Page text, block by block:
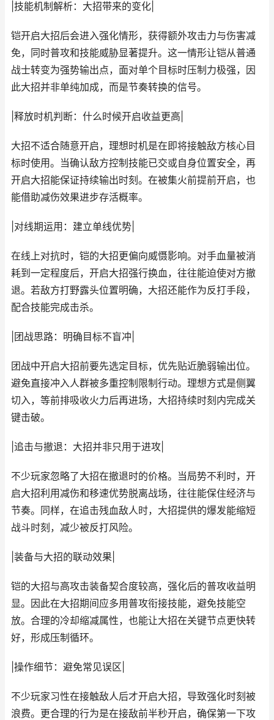
|技能机制解析：大招带来的变化|
铠开启大招后会进入强化情形，获得额外攻击力与伤害减
免，同时普攻和技能威胁显著提升。这一情形让铠从普通
战士转变为强势输出点，面对单个目标时压制力极强，因
此大招并非单纯加成，而是节奏转换的信号。
|释放时机判断：什么时候开启收益更高|
大招不适合随意开启，理想时机是在即将接触敌方核心目
标时使用。当确认敌方控制技能已交或自身位置安全，再
开启大招能保证持续输出时刻。在被集火前提前开启，也
能借助减伤效果进步存活概率。
|对线期运用：建立单线优势|
在线上对抗时，铠的大招更偏向威慑影响。对手血量被消
耗到一定程度后，开启大招强行换血，往往能迫使对方撤
退。若敌方打野露头位置明确，大招还能作为反打手段，
配合技能完成击杀。
|团战思路：明确目标不盲冲|
团战中开启大招前要先选定目标，优先贴近脆弱输出位。
避免直接冲入人群被多重控制限制行动。理想方式是侧翼
切入，等前排吸收火力后再进场，大招持续时刻内完成关
键击破。
|追击与撤退：大招并非只用于进攻|
不少玩家忽略了大招在撤退时的价格。当局势不利时，开
启大招利用减伤和移速优势脱离战场，往往能保住经济与
节奏。同样，在追击残血敌人时，大招提供的爆发能缩短
战斗时刻，减少被反打风险。
|装备与大招的联动效果|
铠的大招与高攻击装备契合度较高，强化后的普攻收益明
显。因此在大招期间应多用普攻衔接技能，避免技能空
放。合理的冷却缩减属性，也能让大招在关键节点更快转
好，形成压制循环。
|操作细节：避免常见误区|
不少玩家习性在接触敌人后才开启大招，导致强化时刻被
浪费。更合理的行为是在接敌前半秒开启，确保第一下攻